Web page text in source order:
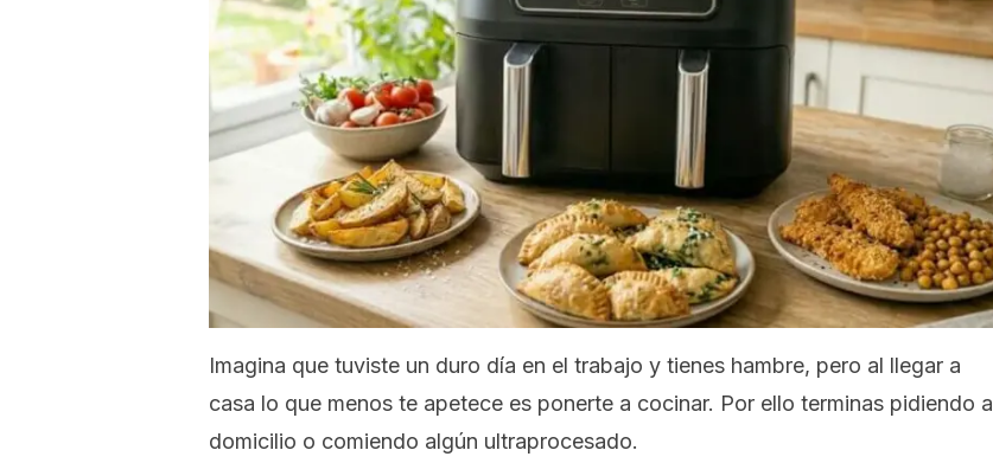
Imagina que tuviste un duro día en el trabajo y tienes hambre, pero al llegar a
casa lo que menos te apetece es ponerte a cocinar. Por ello terminas pidiendo a
domicilio o comiendo algún ultraprocesado.